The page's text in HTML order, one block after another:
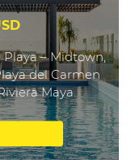
– Midtown,
del Carmen
Maya.